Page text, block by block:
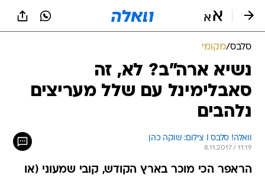
סלבס/מקומי
נשיא ארה"ב? לא, זה
סאבלימינל עם שלל מעריצים
נלהבים
וואלה! סלבס I צילום: שוקה כהן
8.11.2017 / 11:19
הראפר הכי מוכר בארץ הקודש, קובי שמעוני (או